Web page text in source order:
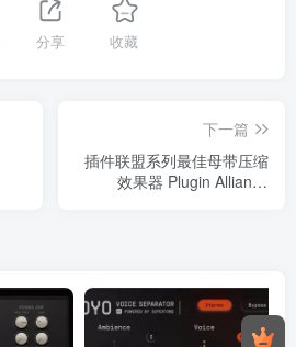
分享 收藏
下一篇
插件联盟系列最佳母带压缩
效果器 Plugin Alliance